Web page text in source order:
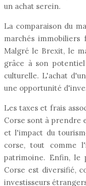
un achat serein.
La comparaison du
marchés immobiliers
Malgré le Brexit, le
grâce à son
culturelle. L'achat
une opportunité
Les taxes et frais
Corse sont à prendre
et l'impact du
corse, tout comme
patrimoine. Enfin, le
Corse est diversifié,
investisseurs